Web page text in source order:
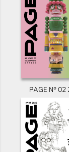
PAGE N° 02